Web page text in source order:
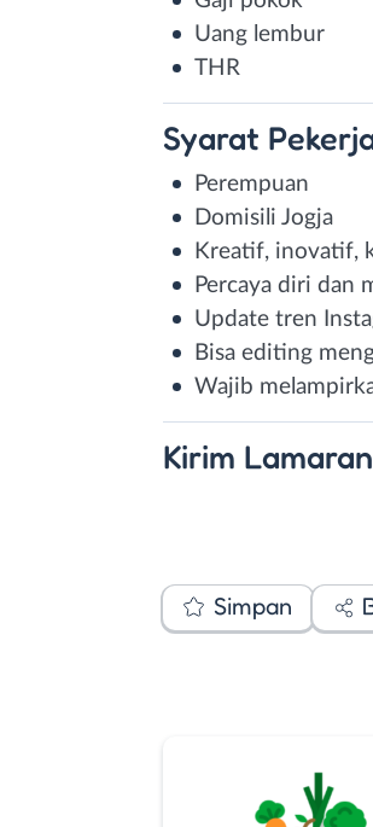
Uang lembur
THR
Syarat
Perempuan
Domisili Jogja
Kreatif, inovatif,
Percaya diri dan
Update tren
Bisa editing
Wajib
Kirim Lamaran
Simpan